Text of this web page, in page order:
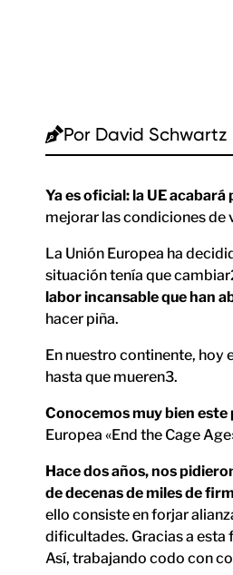
Por David Schwartz
Ya es oficial: la UE
mejorar las condiciones de
La Unión Europea ha
situación tenía que
labor incansable que han
hacer piña.
En nuestro continente, hoy
hasta que mueren3.
Conocemos muy bien
Europea «End the Cage
Hace dos años, nos
de decenas de miles de
ello consiste en forjar
dificultades. Gracias a esta
Así, trabajando codo con